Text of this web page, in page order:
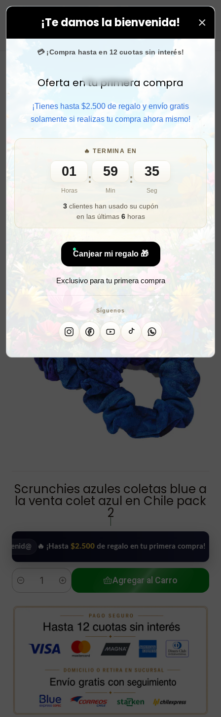
¡Te damos la bienvenida! ×
💳 ¡Compra hasta en 12 cuotas sin interés!
Activar sonido
Oferta en tu primera compra
¡Tienes hasta $2.500 de regalo y envío gratis
solamente si realizas tu compra ahora mismo!
🔥 TERMINA EN
01
Horas
: 59
Min
: 33
Seg
3clientes han usado su cupón
en las últimas 6horas
Canjear mi regalo 🎁
Exclusivo para tu primera compra
Síguenos
rápido y aprovecha. 💙 +50.000 fans en
Scrunchies azules coletas blue a
la venta colet azul en Chile pack
2
🔥 ¡Hasta $2.500 de regalo en tu primera compra! •
Cantidad
Agregar al Carro